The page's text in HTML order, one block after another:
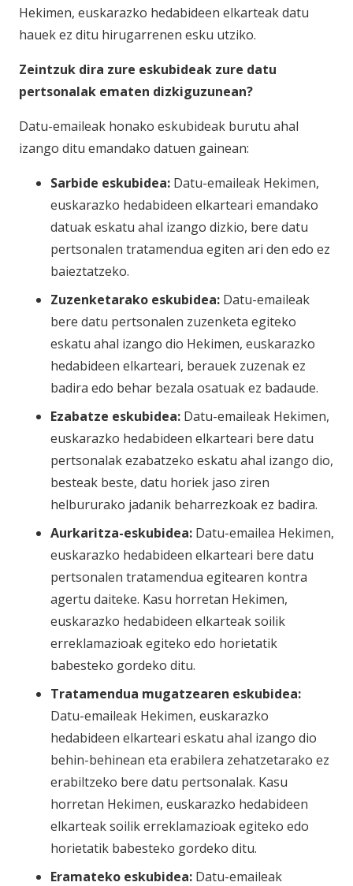
Hekimen, euskarazko hedabideen elkarteak datu
hauek ez ditu hirugarrenen esku utziko.
Zeintzuk dira zure eskubideak zure datu
pertsonalak ematen dizkiguzunean?
Datu-emaileak honako eskubideak burutu ahal
izango ditu emandako datuen gainean:
Sarbide eskubidea: Datu-emaileak Hekimen,
euskarazko hedabideen elkarteari emandako
datuak eskatu ahal izango dizkio, bere datu
pertsonalen tratamendua egiten ari den edo ez
baieztatzeko.
Zuzenketarako eskubidea: Datu-emaileak
bere datu pertsonalen zuzenketa egiteko
eskatu ahal izango dio Hekimen, euskarazko
hedabideen elkarteari, berauek zuzenak ez
badira edo behar bezala osatuak ez badaude.
Ezabatze eskubidea: Datu-emaileak Hekimen,
euskarazko hedabideen elkarteari bere datu
pertsonalak ezabatzeko eskatu ahal izango dio,
besteak beste, datu horiek jaso ziren
helbururako jadanik beharrezkoak ez badira.
Aurkaritza-eskubidea: Datu-emailea Hekimen,
euskarazko hedabideen elkarteari bere datu
pertsonalen tratamendua egitearen kontra
agertu daiteke. Kasu horretan Hekimen,
euskarazko hedabideen elkarteak soilik
erreklamazioak egiteko edo horietatik
babesteko gordeko ditu.
Tratamendua mugatzearen eskubidea:
Datu-emaileak Hekimen, euskarazko
hedabideen elkarteari eskatu ahal izango dio
behin-behinean eta erabilera zehatzetarako ez
erabiltzeko bere datu pertsonalak. Kasu
horretan Hekimen, euskarazko hedabideen
elkarteak soilik erreklamazioak egiteko edo
horietatik babesteko gordeko ditu.
Eramateko eskubidea: Datu-emaileak